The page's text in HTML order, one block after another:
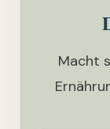
Macht